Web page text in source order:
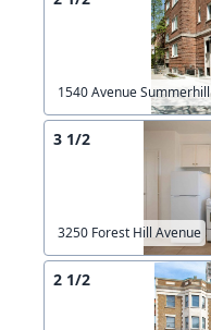
1540 Avenue Summerhill
3 1/2
3250 Forest Hill Avenue
2 1/2